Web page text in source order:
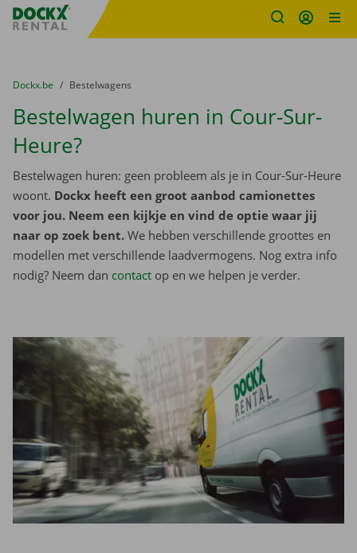
Fratello DEMO
U bevindt zich hier:
van
Dockx.be naar
Bestelwagens
Bestelwagen huren in Cour-Sur-
Heure?
Bestelwagen huren: geen probleem als je in Cour-Sur-Heure
woont. Dockx heeft een groot aanbod camionettes
voor jou. Neem een kijkje en vind de optie waar jij
naar op zoek bent. We hebben verschillende groottes en
modellen met verschillende laadvermogens. Nog extra info
nodig? Neem dan contact op en we helpen je verder.